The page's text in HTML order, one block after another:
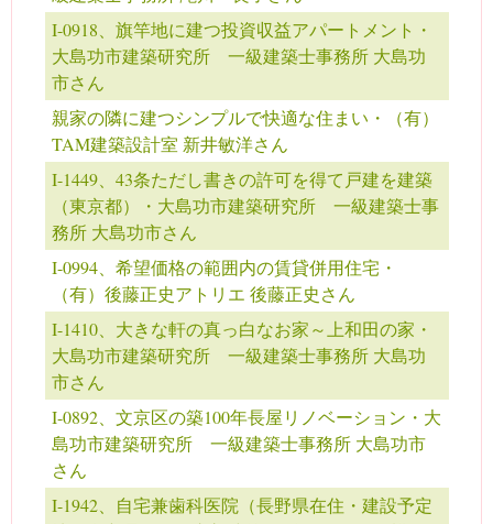
I-0918、旗竿地に建つ投資収益アパートメント・
大島功市建築研究所 一級建築士事務所 大島功
市さん
親家の隣に建つシンプルで快適な住まい・（有）
TAM建築設計室 新井敏洋さん
I-1449、43条ただし書きの許可を得て戸建を建築
（東京都）・大島功市建築研究所 一級建築士事
務所 大島功市さん
I-0994、希望価格の範囲内の賃貸併用住宅・
（有）後藤正史アトリエ 後藤正史さん
I-1410、大きな軒の真っ白なお家～上和田の家・
大島功市建築研究所 一級建築士事務所 大島功
市さん
I-0892、文京区の築100年長屋リノベーション・大
島功市建築研究所 一級建築士事務所 大島功市
さん
I-1942、自宅兼歯科医院（長野県在住・建設予定